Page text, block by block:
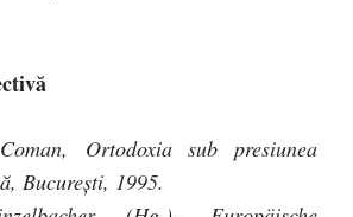
Ortodoxia sub presiunea
Bucureşti, 1995.